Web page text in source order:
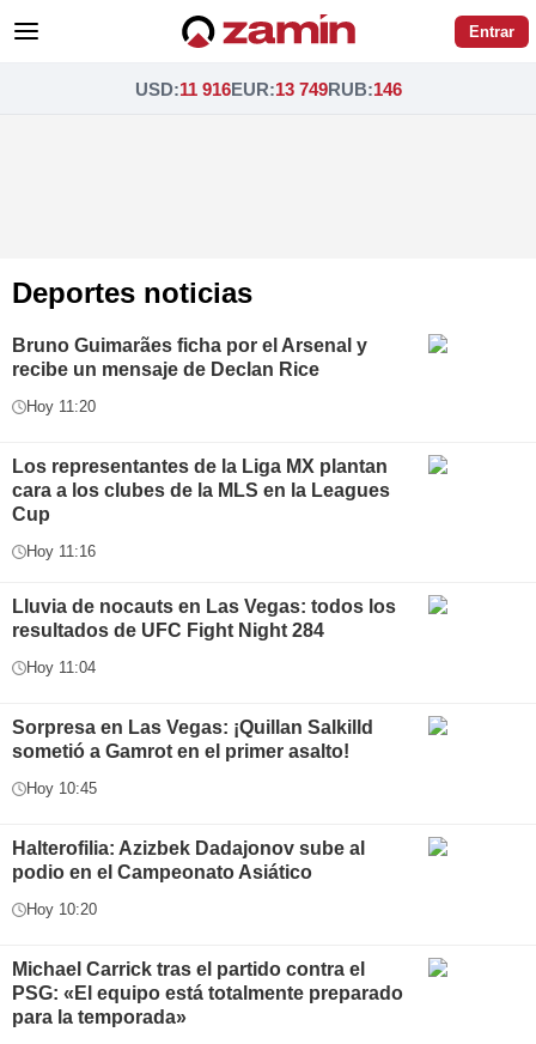
Entrar
USD:11 916EUR:13 749RUB:146
Deportes noticias
Bruno Guimarães ficha por el Arsenal y
recibe un mensaje de Declan Rice
Hoy 11:20
Los representantes de la Liga MX plantan
cara a los clubes de la MLS en la Leagues
Cup
Hoy 11:16
Lluvia de nocauts en Las Vegas: todos los
resultados de UFC Fight Night 284
Hoy 11:04
Sorpresa en Las Vegas: ¡Quillan Salkilld
sometió a Gamrot en el primer asalto!
Hoy 10:45
Halterofilia: Azizbek Dadajonov sube al
podio en el Campeonato Asiático
Hoy 10:20
Michael Carrick tras el partido contra el
PSG: «El equipo está totalmente preparado
para la temporada»